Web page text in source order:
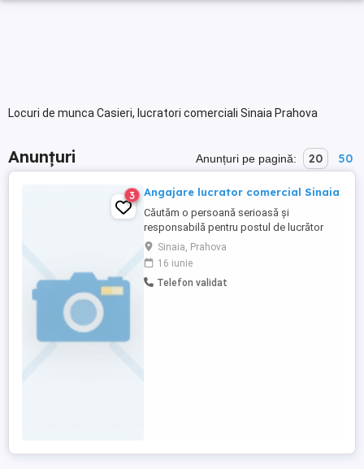
Locuri de munca Casieri, lucratori comerciali Sinaia Prahova
Anunțuri Anunțuri pe pagină: 20 50
3 Angajare lucrator comercial Sinaia
Căutăm o persoană serioasă și
responsabilă pentru postul de lucrător
comercial. Cerințe: Seriozitate și
punctualitate Abilități de comunicare și
lucru cu clienții Experiența constituie un
avantaj, dar nu este obligatorie Oferim:
Sinaia, Prahova
16 iunie
Telefon validat